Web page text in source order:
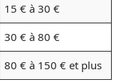
15 € à 30 €
30 € à 80 €
80 € à 150 € et plus